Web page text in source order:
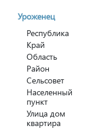
Уроженец
Республика
Край
Область
Район
Сельсовет
Населенный
пункт
Улица дом
квартира